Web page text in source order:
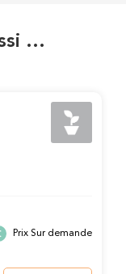
…
Prix Sur demande